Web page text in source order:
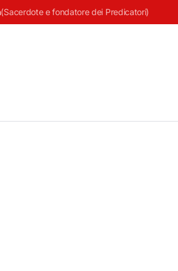
(Sacerdote e fondatore dei Predicatori)